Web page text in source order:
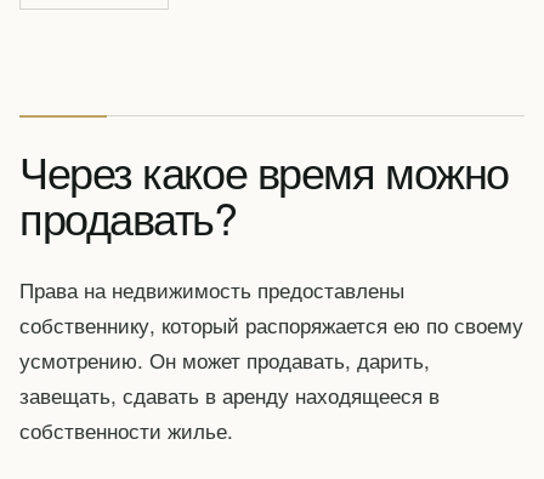
Через какое время можно
продавать?
Права на недвижимость предоставлены
собственнику, который распоряжается ею по своему
усмотрению. Он может продавать, дарить,
завещать, сдавать в аренду находящееся в
собственности жилье.